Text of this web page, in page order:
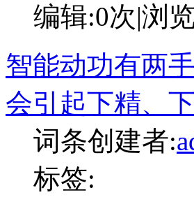
编辑:0次|浏
智能动功有两
会引起下精、
词条创建者:
标签: